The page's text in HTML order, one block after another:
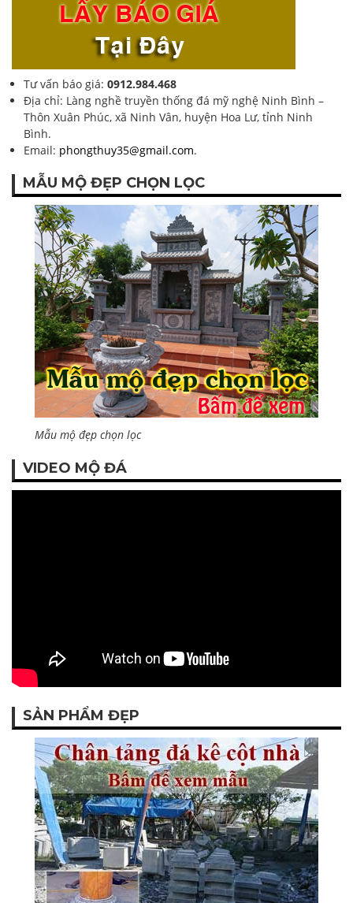
Tư vấn báo giá: 0912.984.468
Địa chỉ: Làng nghề truyền thống đá mỹ nghệ Ninh Bình –
Thôn Xuân Phúc, xã Ninh Vân, huyện Hoa Lư, tỉnh Ninh
Bình.
Email: phongthuy35@gmail.com.
MẪU MỘ ĐẸP CHỌN LỌC
Mẫu mộ đẹp chọn lọc
VIDEO MỘ ĐÁ
SẢN PHẨM ĐẸP